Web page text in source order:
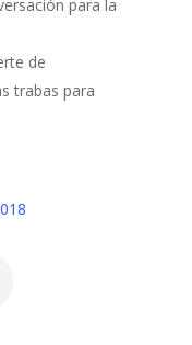
para la
de
trabas para